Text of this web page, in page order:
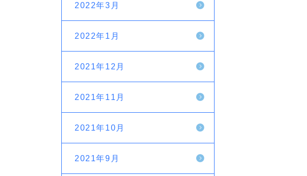
2022年3月
2022年1月
2021年12月
2021年11月
2021年10月
2021年9月